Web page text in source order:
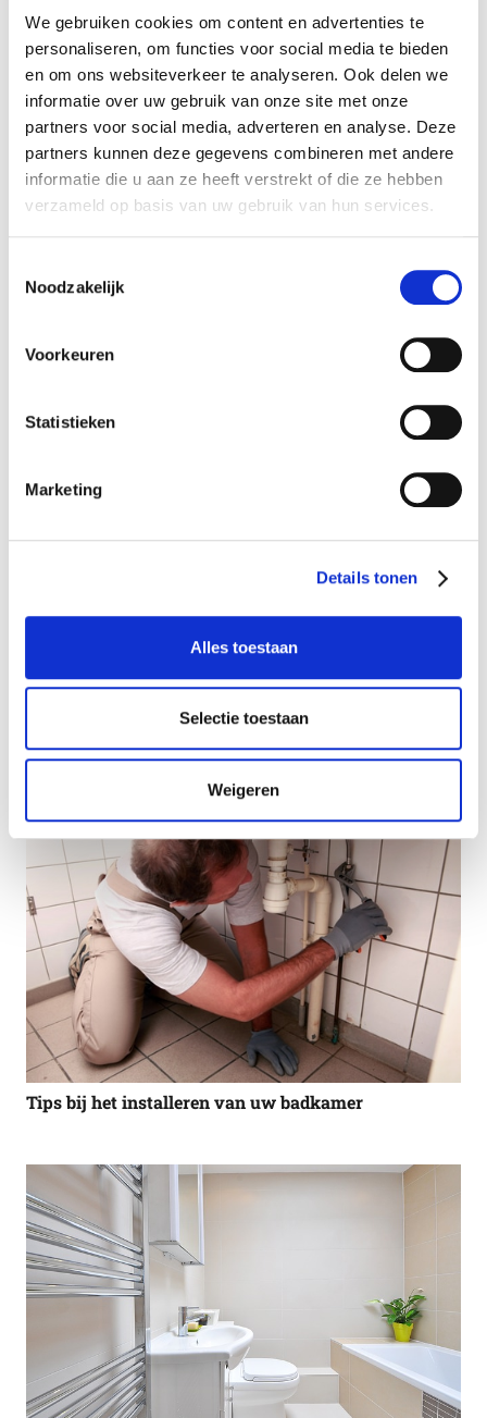
We gebruiken cookies om content en advertenties te
personaliseren, om functies voor social media te bieden
en om ons websiteverkeer te analyseren. Ook delen we
informatie over uw gebruik van onze site met onze
partners voor social media, adverteren en analyse. Deze
partners kunnen deze gegevens combineren met andere
informatie die u aan ze heeft verstrekt of die ze hebben
verzameld op basis van uw gebruik van hun services.
Noodzakelijk
Voorkeuren
Statistieken
Marketing
Details tonen
Alles toestaan
Selectie toestaan
Weigeren
Lees ook eens:
Meer informatie over de circulatiepomp in huis
Steeds meer huishoudens kiezen voor een urinoir
Tips bij het installeren van uw badkamer